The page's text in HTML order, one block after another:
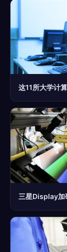
三星Display加